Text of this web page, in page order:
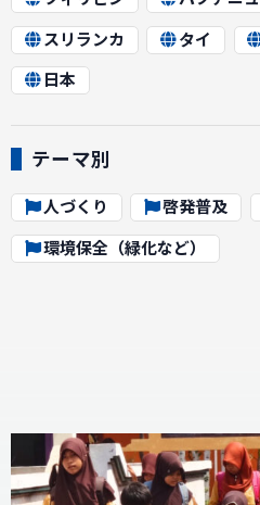
スリランカ
タイ
日本
テーマ別
人づくり 啓発普及
環境保全（緑化など）